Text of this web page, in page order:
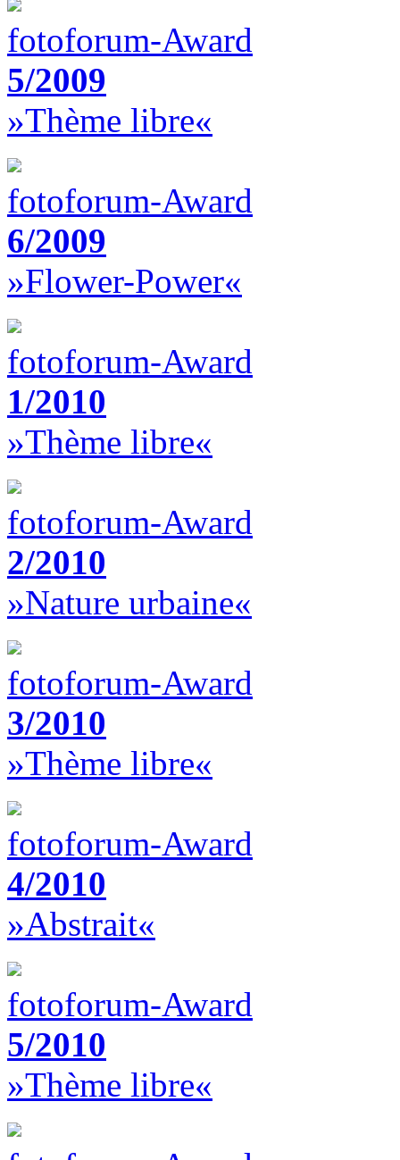
fotoforum-Award
5/2009
»Thème libre«
fotoforum-Award
6/2009
»Flower-Power«
fotoforum-Award
1/2010
»Thème libre«
fotoforum-Award
2/2010
»Nature urbaine«
fotoforum-Award
3/2010
»Thème libre«
fotoforum-Award
4/2010
»Abstrait«
fotoforum-Award
5/2010
»Thème libre«